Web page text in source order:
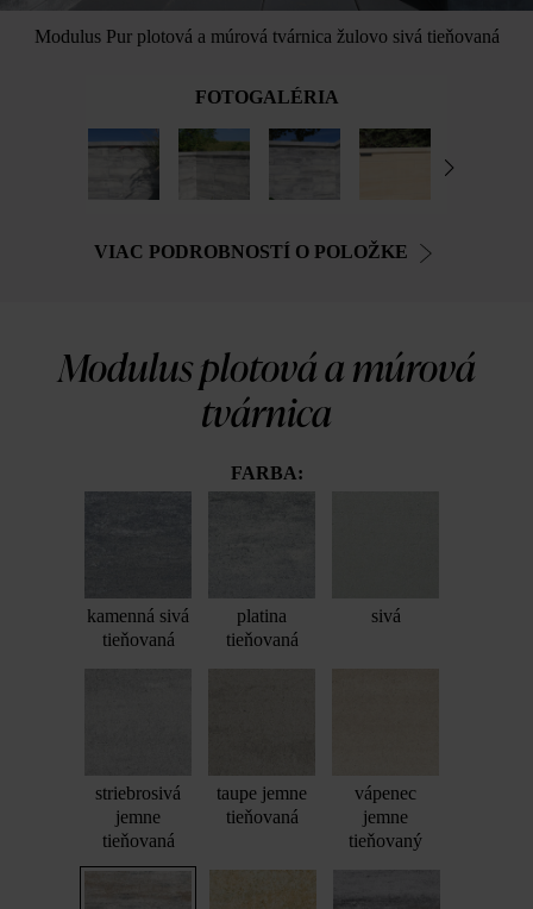
Modulus Pur plotová a múrová tvárnica žulovo sivá tieňovaná
FOTOGALÉRIA
VIAC PODROBNOSTÍ O POLOŽKE
Modulus plotová a múrová
tvárnica
FARBA:
kamenná sivá
tieňovaná
platina
tieňovaná
sivá
striebrosivá
jemne
tieňovaná
taupe jemne
tieňovaná
vápenec
jemne
tieňovaný